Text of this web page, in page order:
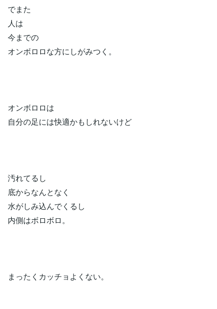
でまた
人は
今までの
オンボロロな方にしがみつく。
オンボロロは
自分の足には快適かもしれないけど
汚れてるし
底からなんとなく
水がしみ込んでくるし
内側はボロボロ。
まったくカッチョよくない。